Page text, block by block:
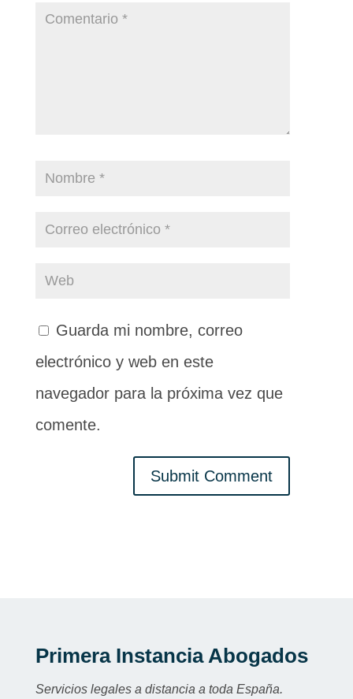
Guarda mi nombre, correo
electrónico y web en este
navegador para la próxima vez que
comente.
Submit Comment
Primera Instancia Abogados
Servicios legales a distancia a toda España.